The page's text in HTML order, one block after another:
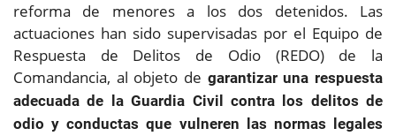
reforma de menores a los dos detenidos. Las
actuaciones han sido supervisadas por el Equipo de
Respuesta de Delitos de Odio (REDO) de la
Comandancia, al objeto de garantizar una respuesta
adecuada de la Guardia Civil contra los delitos de
odio y conductas que vulneren las normas legales